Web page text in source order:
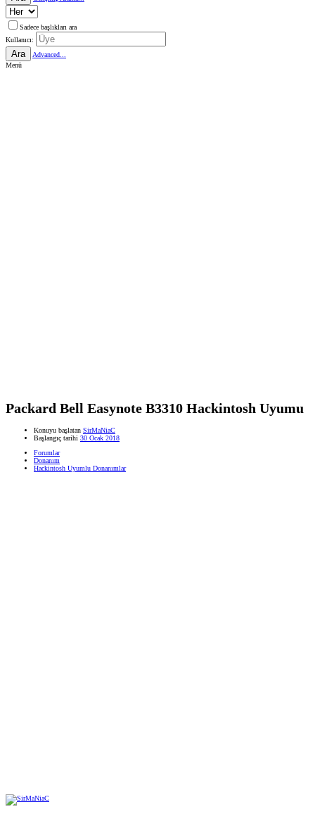
Sadece başlıkları ara
Kullanıcı:
Ara
Advanced...
Menü
Packard Bell Easynote B3310 Hackintosh Uyumu
Konuyu başlatan SirMaNiaC
Başlangıç tarihi 30 Ocak 2018
Forumlar
Donanım
Hackintosh Uyumlu Donanımlar